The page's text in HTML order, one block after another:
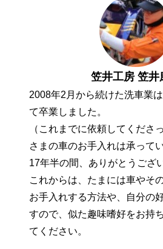
笠井工房 笠井
2008年2月から続けた洗車業
て卒業しました。
（これまでに依頼してくださ
さまの車のお手入れは承って
17年半の間、ありがとうござ
これからは、たまには車やそ
お手入れする方法や、自分の
すので、似た趣味嗜好をお持
てください。